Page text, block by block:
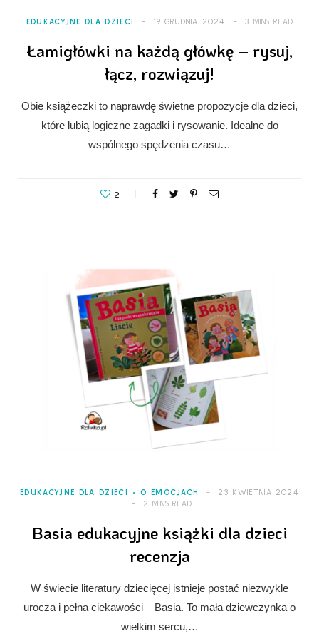
EDUKACYJNE DLA DZIECI 19 GRUDNIA 2024 3 MINS READ
Łamigłówki na każdą główkę – rysuj,
łącz, rozwiązuj!
Obie książeczki to naprawdę świetne propozycje dla dzieci,
które lubią logiczne zagadki i rysowanie. Idealne do
wspólnego spędzenia czasu…
2
EDUKACYJNE DLA DZIECI O EMOCJACH
23 KWIETNIA 2024
2 MINS READ
Basia edukacyjne książki dla dzieci
recenzja
W świecie literatury dziecięcej istnieje postać niezwykle
urocza i pełna ciekawości – Basia. To mała dziewczynka o
wielkim sercu,…